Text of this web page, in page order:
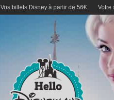
Vos billets Disney à partir de 56€ Votre